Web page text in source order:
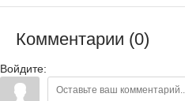
Комментарии (0)
Войдите: